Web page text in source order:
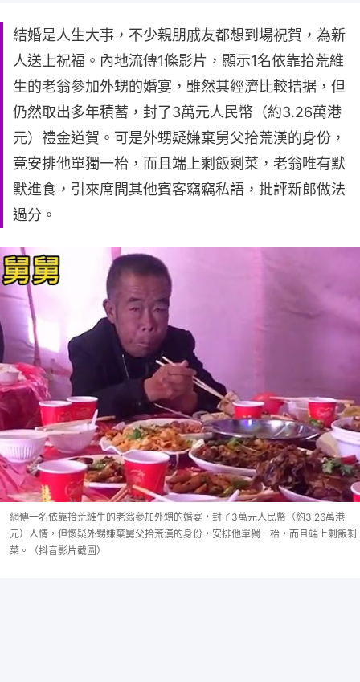
結婚是人生大事，不少親朋戚友都想到場祝賀，為新
人送上祝福。內地流傳1條影片，顯示1名依靠拾荒維
生的老翁參加外甥的婚宴，雖然其經濟比較拮据，但
仍然取出多年積蓄，封了3萬元人民幣（約3.26萬港
元）禮金道賀。可是外甥疑嫌棄舅父拾荒漢的身份，
竟安排他單獨一枱，而且端上剩飯剩菜，老翁唯有默
默進食，引來席間其他賓客竊竊私語，批評新郎做法
過分。
網傳一名依靠拾荒維生的老翁參加外甥的婚宴，封了3萬元人民幣（約3.26萬港
元）人情，但懷疑外甥嫌棄舅父拾荒漢的身份，安排他單獨一枱，而且端上剩飯剩
菜。（抖音影片截圖）